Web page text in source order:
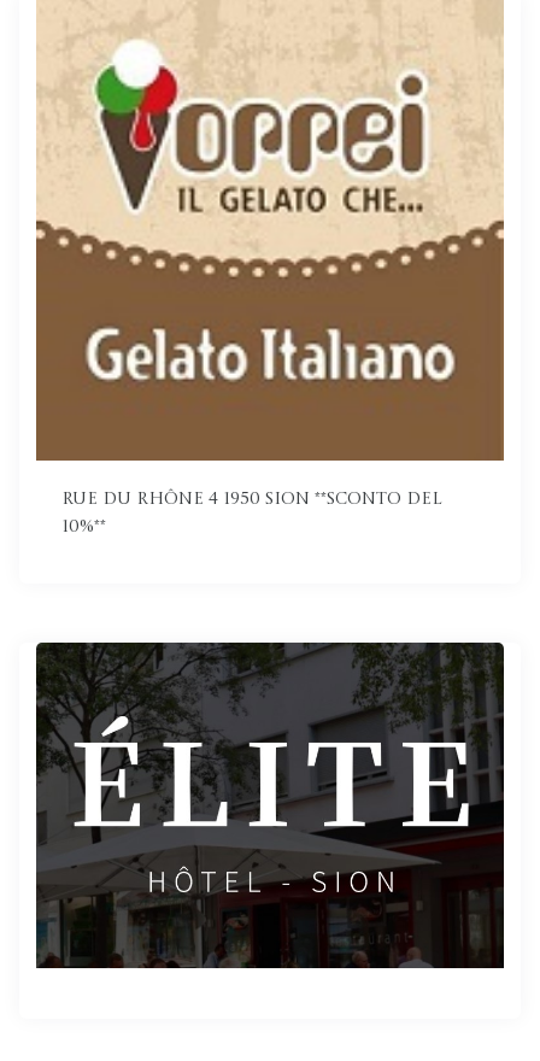
Rue du Rhône 4 1950 Sion **Sconto del
10%**